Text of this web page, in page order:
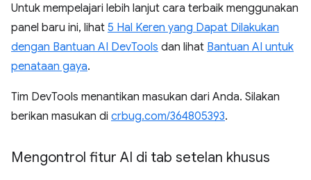
Untuk mempelajari lebih lanjut cara terbaik menggunakan
panel baru ini, lihat 5 Hal Keren yang Dapat Dilakukan
dengan Bantuan AI DevTools dan lihat Bantuan AI untuk
penataan gaya.
Tim DevTools menantikan masukan dari Anda. Silakan
berikan masukan di crbug.com/364805393.
Mengontrol fitur AI di tab setelan khusus